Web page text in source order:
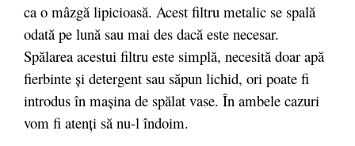
ca o mâzgă lipicioasă. Acest filtru metalic se spală
odată pe lună sau mai des dacă este necesar.
Spălarea acestui filtru este simplă, necesită doar apă
fierbinte şi detergent sau săpun lichid, ori poate fi
introdus în maşina de spălat vase. În ambele cazuri
vom fi atenţi să nu-l îndoim.